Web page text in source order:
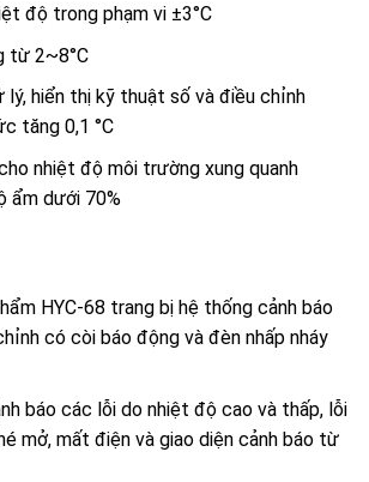
độ trong phạm vi ±3°C
từ 2~8°C
lý, hiển thị kỹ thuật số và điều chỉnh
tăng 0,1 °C
nhiệt độ môi trường xung quanh
ẩm dưới 70%
HYC-68 trang bị hệ thống cảnh báo
có còi báo động và đèn nhấp nháy
báo các lỗi do nhiệt độ cao và thấp, lỗi
mở, mất điện và giao diện cảnh báo từ